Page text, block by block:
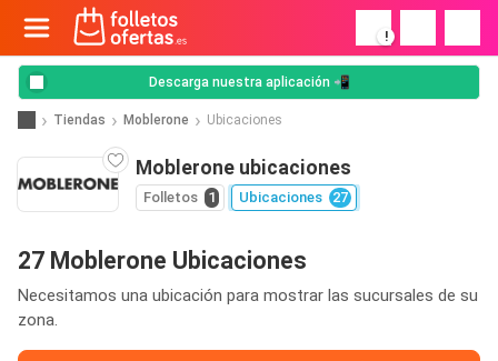
!
Descarga nuestra aplicación 📲
Tiendas Moblerone Ubicaciones
Moblerone ubicaciones
Folletos 1 Ubicaciones 27
27 Moblerone Ubicaciones
Necesitamos una ubicación para mostrar las sucursales de su
zona.